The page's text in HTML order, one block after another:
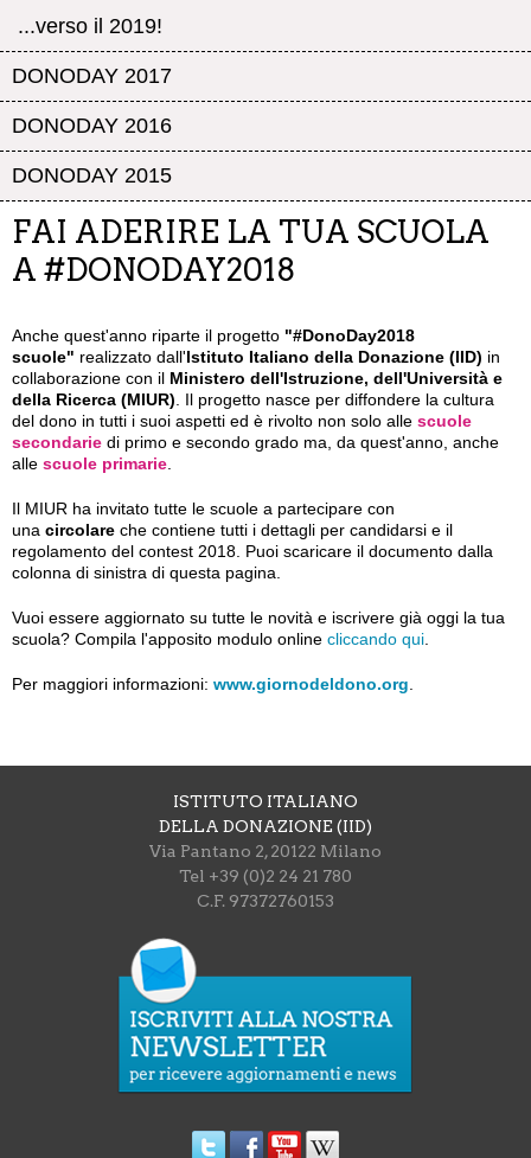
...verso il 2019!
DONODAY 2017
DONODAY 2016
DONODAY 2015
FAI ADERIRE LA TUA SCUOLA
A #DONODAY2018
Anche quest'anno riparte il progetto "#DonoDay2018
scuole" realizzato dall'Istituto Italiano della Donazione (IID) in
collaborazione con il Ministero dell'Istruzione, dell'Università e
della Ricerca (MIUR) . Il progetto nasce per diffondere la cultura
del dono in tutti i suoi aspetti ed è rivolto non solo alle scuole
secondarie di primo e secondo grado ma, da quest'anno, anche
alle scuole primarie
Il MIUR ha invitato tutte le scuole a partecipare con
una circolare che contiene tutti i dettagli per candidarsi e il
regolamento del contest 2018. Puoi scaricare il documento dalla
colonna di sinistra di questa pagina.
Vuoi essere aggiornato su tutte le novità e iscrivere già oggi la tua
scuola? Compila l'apposito modulo online cliccando qui
Per maggiori informazioni: www.giornodeldono.org
ISTITUTO ITALIANO
DELLA DONAZIONE (IID)
Via Pantano 2, 20122 Milano
Tel +39 (0)2 24 21 780
C.F. 97372760153